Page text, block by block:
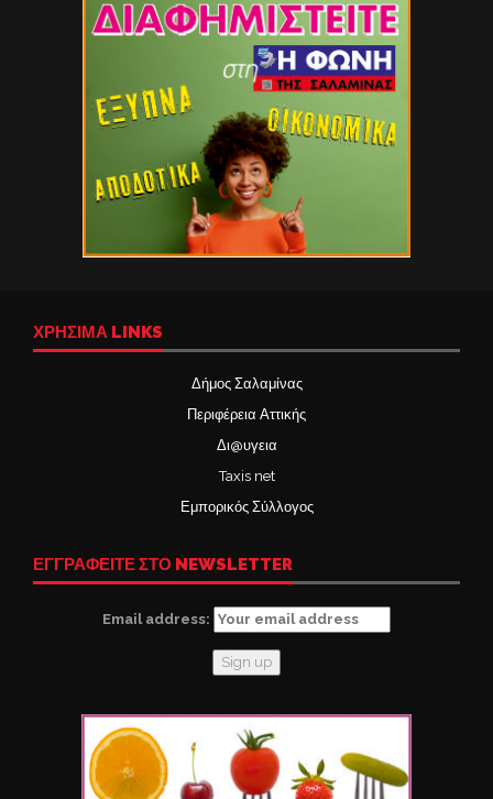
ΧΡΉΣΙΜΑ LINKS
Δήμος Σαλαμίνας
Περιφέρεια Αττικής
Δι@υγεια
Taxis net
Εμπορικός Σύλλογος
ΕΓΓΡΑΦΕΙΤΕ ΣΤΟ NEWSLETTER
Email address: